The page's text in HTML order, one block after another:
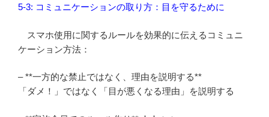
5-3: コミュニケーションの取り方：目を守るために
スマホ使用に関するルールを効果的に伝えるコミュニ
ケーション方法：
– **一方的な禁止ではなく、理由を説明する**
「ダメ！」ではなく「目が悪くなる理由」を説明する